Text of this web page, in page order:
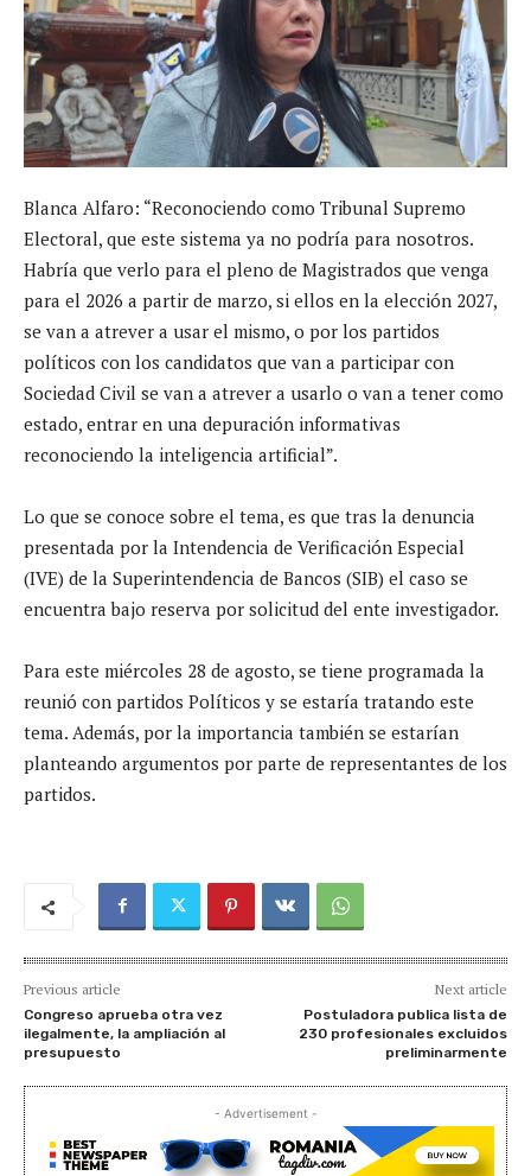
Blanca Alfaro: “Reconociendo como Tribunal Supremo
Electoral, que este sistema ya no podría para nosotros.
Habría que verlo para el pleno de Magistrados que venga
para el 2026 a partir de marzo, si ellos en la elección 2027,
se van a atrever a usar el mismo, o por los partidos
políticos con los candidatos que van a participar con
Sociedad Civil se van a atrever a usarlo o van a tener como
estado, entrar en una depuración informativas
reconociendo la inteligencia artificial”.
Lo que se conoce sobre el tema, es que tras la denuncia
presentada por la Intendencia de Verificación Especial
(IVE) de la Superintendencia de Bancos (SIB) el caso se
encuentra bajo reserva por solicitud del ente investigador.
Para este miércoles 28 de agosto, se tiene programada la
reunió con partidos Políticos y se estaría tratando este
tema. Además, por la importancia también se estarían
planteando argumentos por parte de representantes de los
partidos.
Previous article
Congreso aprueba otra vez
ilegalmente, la ampliación al
presupuesto
Next article
Postuladora publica lista de
230 profesionales excluidos
preliminarmente
- Advertisement -